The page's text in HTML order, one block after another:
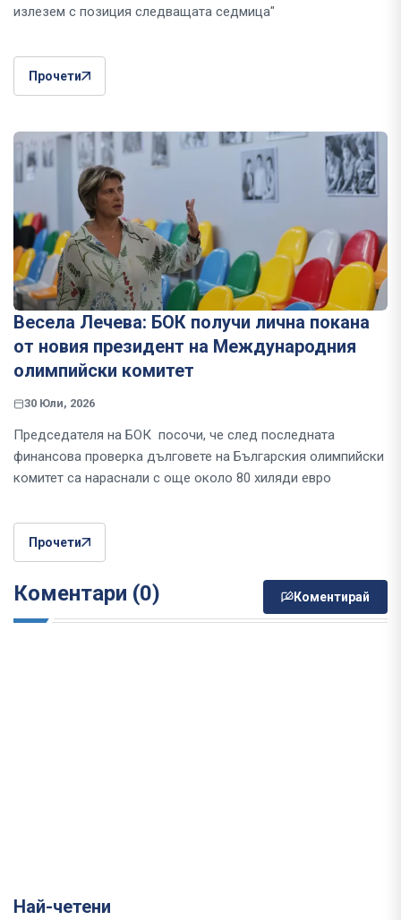
излезем с позиция следващата седмица"
Прочети
Весела Лечева: БОК получи лична покана
от новия президент на Международния
олимпийски комитет
30 Юли, 2026
Председателя на БОК посочи, че след последната
финансова проверка дълговете на Българския олимпийски
комитет са нараснали с още около 80 хиляди евро
Прочети
Коментари (0) Коментирай
Най-четени